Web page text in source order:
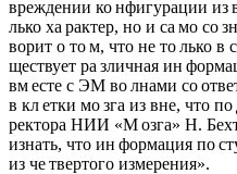
вреждении ко нфигурации из
лько ха рактер, но и са мо со
ворит о то м, что не то лько в
ществует ра зличная ин
вм есте с ЭМ во лнами со
в кл етки мо зга из вне, что
ректора НИИ «М озга» Н.
изнать, что ин формация по
из че твертого измерения».